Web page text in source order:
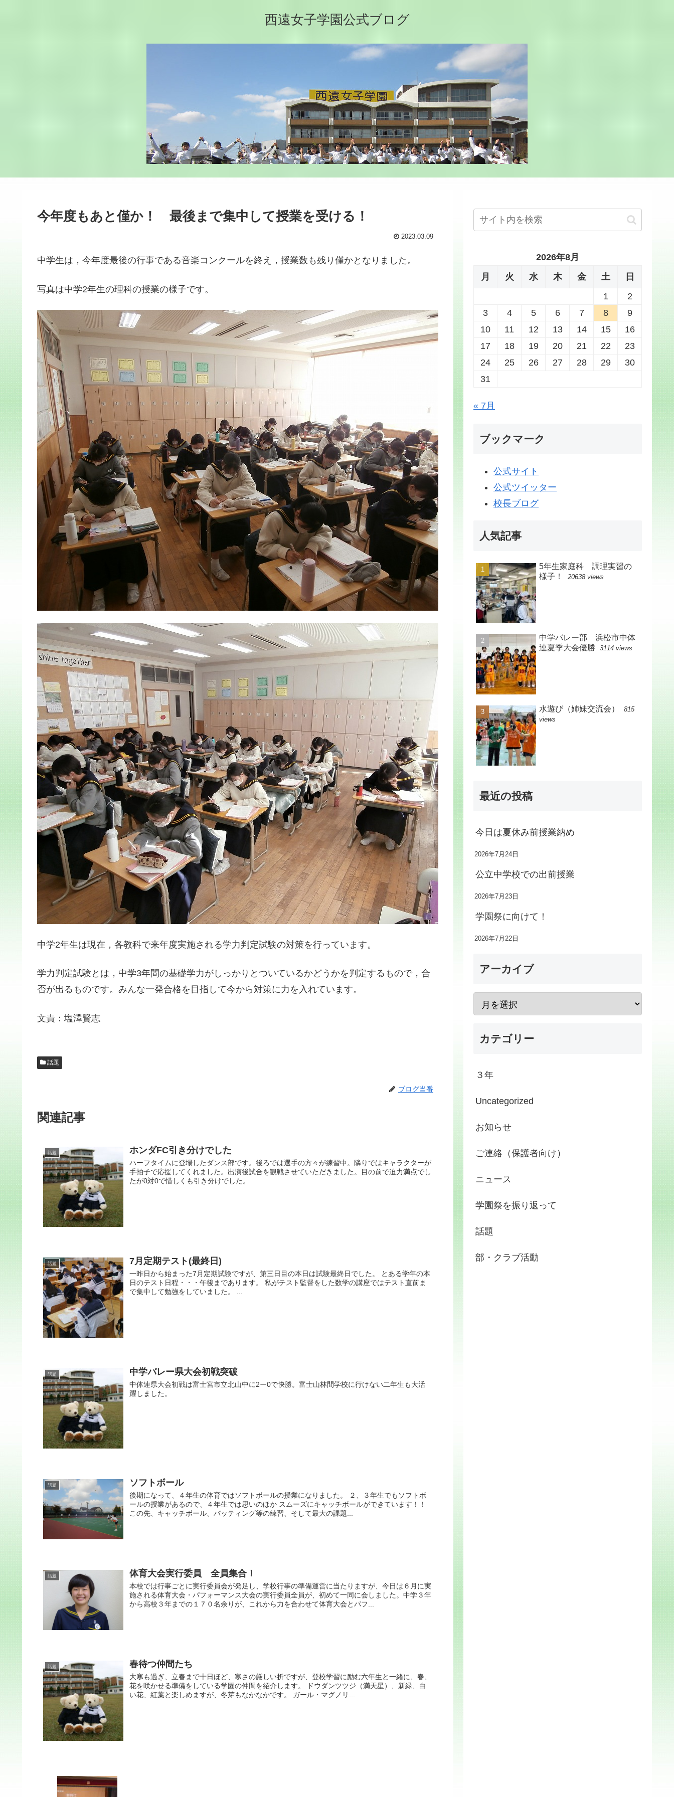
西遠女子学園公式ブログ
今年度もあと僅か！ 最後まで集中して授業を受ける！
2023.03.09
中学生は，今年度最後の行事である音楽コンクールを終え，授業数も残り僅かとなりました。
写真は中学2年生の理科の授業の様子です。
中学2年生は現在，各教科で来年度実施される学力判定試験の対策を行っています。
学力判定試験とは，中学3年間の基礎学力がしっかりとついているかどうかを判定するもので，合
否が出るものです。みんな一発合格を目指して今から対策に力を入れています。
文責：塩澤賢志
話題
ブログ当番
関連記事
話題 ホンダFC引き分けでした
ハーフタイムに登場したダンス部です。後ろでは選手の方々が練習中。隣りではキャラクターが
手拍子で応援してくれました。出演後試合を観戦させていただきました。目の前で迫力満点でし
たが0対0で惜しくも引き分けでした。
話題 7月定期テスト(最終日)
一昨日から始まった7月定期試験ですが、第三日目の本日は試験最終日でした。 とある学年の本
日のテスト日程・・・午後まであります。 私がテスト監督をした数学の講座ではテスト直前ま
で集中して勉強をしていました。 ...
話題 中学バレー県大会初戦突破
中体連県大会初戦は富士宮市立北山中に2ー0で快勝。富士山林間学校に行けない二年生も大活
躍しました。
話題 ソフトボール
後期になって、４年生の体育ではソフトボールの授業になりました。 ２、３年生でもソフトボ
ールの授業があるので、４年生では思いのほか スムーズにキャッチボールができています！！
この先、キャッチボール、バッティング等の練習、そして最大の課題...
話題 体育大会実行委員 全員集合！
本校では行事ごとに実行委員会が発足し、学校行事の準備運営に当たりますが、今日は６月に実
施される体育大会・パフォーマンス大会の実行委員全員が、初めて一同に会しました。中学３年
から高校３年までの１７０名余りが、これから力を合わせて体育大会とパフ...
話題 春待つ仲間たち
大寒も過ぎ、立春まで十日ほど、寒さの厳しい折ですが、登校学習に励む六年生と一緒に、春、
花を咲かせる準備をしている学園の仲間を紹介します。 ドウダンツツジ（満天星）、新緑、白
い花、紅葉と楽しめますが、冬芽もなかなかです。 ガール・マグノリ...
2026年8月
月
火 水 木 金 土
日
1
2
3
4 5 6 7 8
9
10
11 12 13 14 15
16
17
18 19 20 21 22
23
24
25 26 27 28 29
30
31
« 7月
ブックマーク
公式サイト
公式ツイッター
校長ブログ
人気記事
5年生家庭科 調理実習の
様子！
20638 views
中学バレー部 浜松市中体
連夏季大会優勝
3114 views
水遊び（姉妹交流会）
815
views
最近の投稿
今日は夏休み前授業納め
2026年7月24日
公立中学校での出前授業
2026年7月23日
学園祭に向けて！
2026年7月22日
アーカイブ
カテゴリー
３年
Uncategorized
お知らせ
ご連絡（保護者向け）
ニュース
学園祭を振り返って
話題
部・クラブ活動